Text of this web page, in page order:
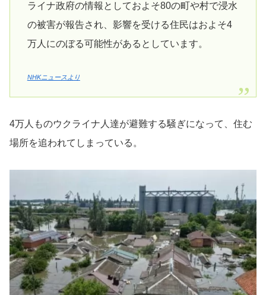
ライナ政府の情報としておよそ80の町や村で浸水
の被害が報告され、影響を受ける住民はおよそ4
万人にのぼる可能性があるとしています。
NHKニュースより
4万人ものウクライナ人達が避難する騒ぎになって、住む
場所を追われてしまっている。